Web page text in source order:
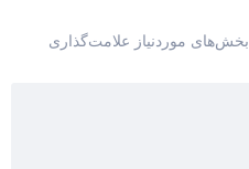
بخش‌های موردنیاز علامت‌گذاری